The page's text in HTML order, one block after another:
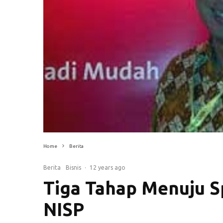
Home Berita
Berita Bisnis · 12 years ago
Tiga Tahap Menuju
NISP